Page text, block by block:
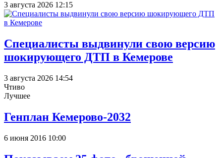
3 августа 2026 12:15
Специалисты выдвинули свою версию
шокирующего ДТП в Кемерове
3 августа 2026 14:54
Чтиво
Лучшее
Генплан Кемерово-2032
6 июня 2016 10:00